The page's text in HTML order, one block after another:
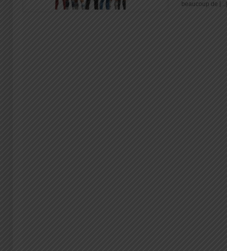
beaucoup de [...]